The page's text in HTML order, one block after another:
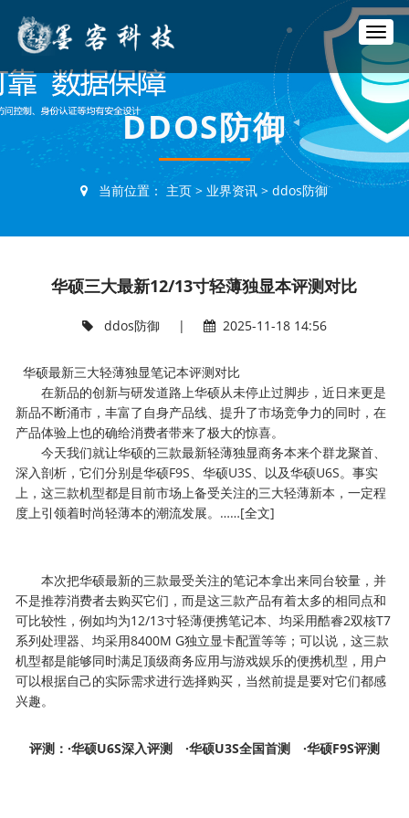
T
o
g
g
l
e
a
v
a
DDOS防御
当前位置： 主页> 业界资讯 >ddos防御
华硕三大最新12/13寸轻薄独显本评测对比
ddos防御 | 2025-11-18 14:56
华硕最新三大轻薄独显笔记本评测对比
在新品的创新与研发道路上华硕从未停止过脚步，近日来更是
新品不断涌市，丰富了自身产品线、提升了市场竞争力的同时，在
产品体验上也的确给消费者带来了极大的惊喜。
今天我们就让华硕的三款最新轻薄独显商务本来个群龙聚首、
深入剖析，它们分别是华硕F9S、华硕U3S、以及华硕U6S。事实
上，这三款机型都是目前市场上备受关注的三大轻薄新本，一定程
度上引领着时尚轻薄本的潮流发展。……[全文]
本次把华硕最新的三款最受关注的笔记本拿出来同台较量，并
不是推荐消费者去购买它们，而是这三款产品有着太多的相同点和
可比较性，例如均为12/13寸轻薄便携笔记本、均采用酷睿2双核T7
系列处理器、均采用8400M G独立显卡配置等等；可以说，这三款
机型都是能够同时满足顶级商务应用与游戏娱乐的便携机型，用户
可以根据自己的实际需求进行选择购买，当然前提是要对它们都感
兴趣。
评测：·华硕U6S深入评测·华硕U3S全国首测·华硕F9S评测